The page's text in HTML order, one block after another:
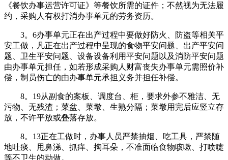
《餐饮办事运营许可证》等餐饮所需的证件；不然视为无法履
约，采购人有权打消办事单元的劳务资历。
3。6办事单元正在出产过程中要做好防火、防盗等相关平
安工做，凡正在出产过程中呈现的食物平安问题、出产平安问
题、卫生平安问题、设备设备利用平安问题以及消防平安问题
由办事单元担任，如若形成采购人财富丧失办事单元需照价补
偿，制员伤亡的由办事单元承担义务并担任补偿。
8。19从副食的案板、调度台、柜，要求外参不雅洁、无
污物、无残渣；菜盆、菜墩、生熟分隔；菜墩用完后应竖立存
放，不许平放或叠落存放。
8。13正在工做时，办事人员严禁抽烟、吃工具，严禁随
地吐痰、甩鼻涕、抓痒、掏耳朵，不准面临食物咳嗽、打喷嚏
等不卫生的动做。